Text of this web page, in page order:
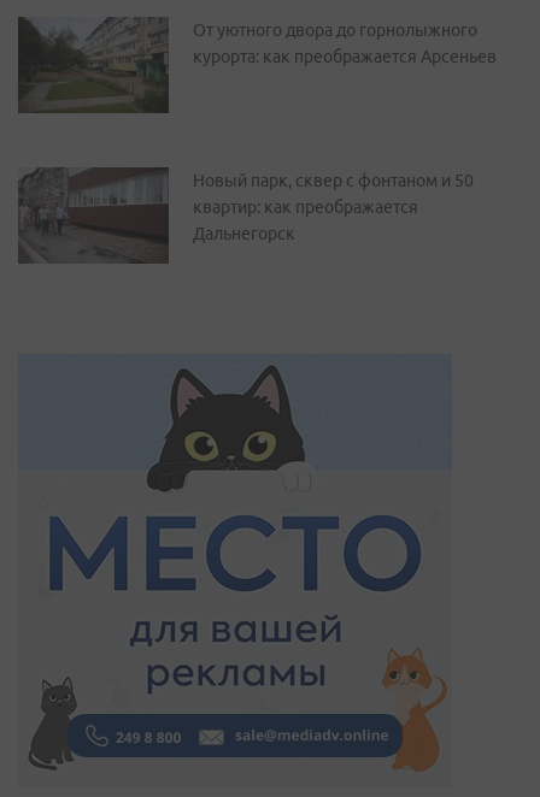
От уютного двора до горнолыжного
курорта: как преображается Арсеньев
Новый парк, сквер с фонтаном и 50
квартир: как преображается
Дальнегорск